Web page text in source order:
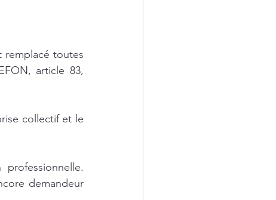
remplacé toutes
article 83,
collectif et le
demandeur